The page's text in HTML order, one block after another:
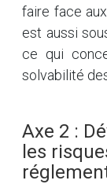
faire face
est aussi
ce qui
solvabilité
Axe 2 :
les